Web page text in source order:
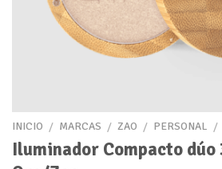
INICIO / MARCAS / ZAO / PERSONAL /
Iluminador Compacto dúo